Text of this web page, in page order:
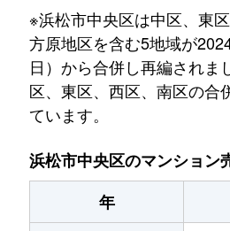
※浜松市中央区は中区、東
方原地区を含む5地域が
日）から合併し再編されま
区、東区、西区、南区の合
ています。
浜松市中央区のマンション
年